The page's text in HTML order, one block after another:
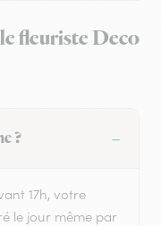
fleuriste Deco
?
17h, votre
le jour même par